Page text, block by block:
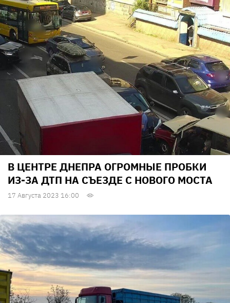
В ЦЕНТРЕ ДНЕПРА ОГРОМНЫЕ ПРОБКИ
ИЗ-ЗА ДТП НА СЪЕЗДЕ С НОВОГО МОСТА
17 Августа 2023 16:00